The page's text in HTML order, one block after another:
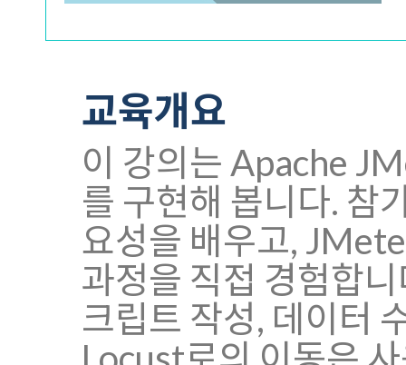
교육개요
이 강의는 Apache
를 구현해 봅니다. 참
요성을 배우고,
과정을 직접 경험합
크립트 작성, 데이터